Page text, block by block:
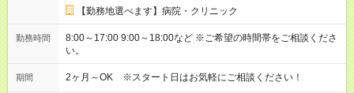
【勤務地選べます】病院・クリニック
勤務時間
8:00～17:00 9:00～18:00など ※ご希望の時間帯をご相談くださ
い。
期間 2ヶ月～OK ※スタート日はお気軽にご相談ください！